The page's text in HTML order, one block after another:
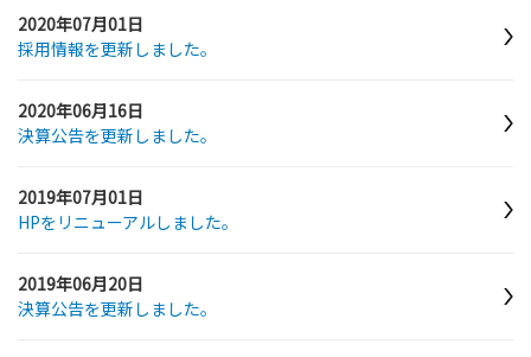
2020年07月01日
採用情報を更新しました。
2020年06月16日
決算公告を更新しました。
2019年07月01日
HPをリニューアルしました。
2019年06月20日
決算公告を更新しました。